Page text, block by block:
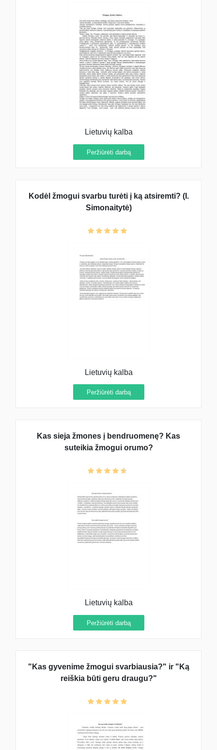
Lietuvių kalba
Peržiūrėti darbą
Kodėl žmogui svarbu turėti į ką atsiremti? (I.
Simonaitytė)
Lietuvių kalba
Peržiūrėti darbą
Kas sieja žmones į bendruomenę? Kas
suteikia žmogui orumo?
Lietuvių kalba
Peržiūrėti darbą
"Kas gyvenime žmogui svarbiausia?" ir "Ką
reiškia būti geru draugu?"